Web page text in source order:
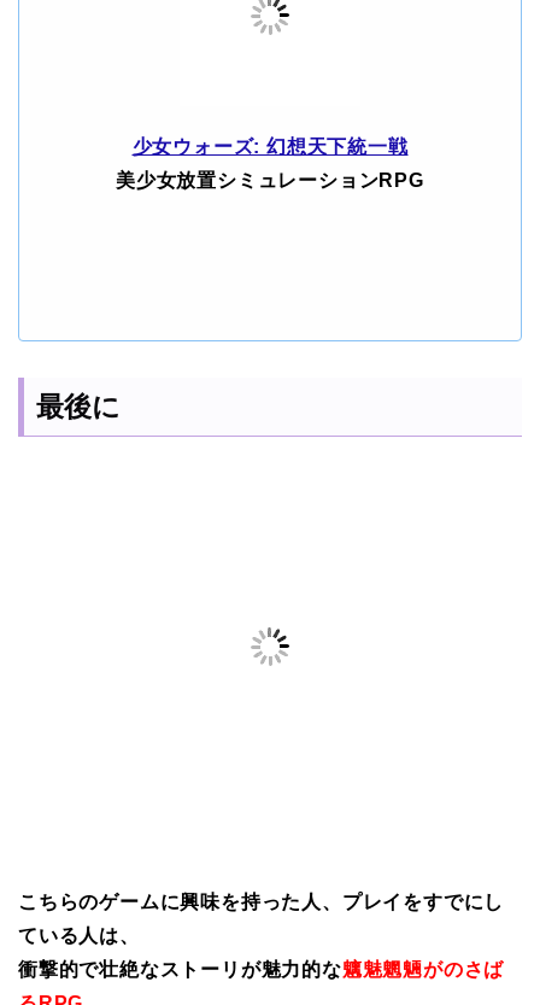
少女ウォーズ: 幻想天下統一戦
美少女放置シミュレーションRPG
最後に
こちらのゲームに興味を持った人、プレイをすでにし
ている人は、
衝撃的で壮絶なストーリが魅力的な魑魅魍魎がのさば